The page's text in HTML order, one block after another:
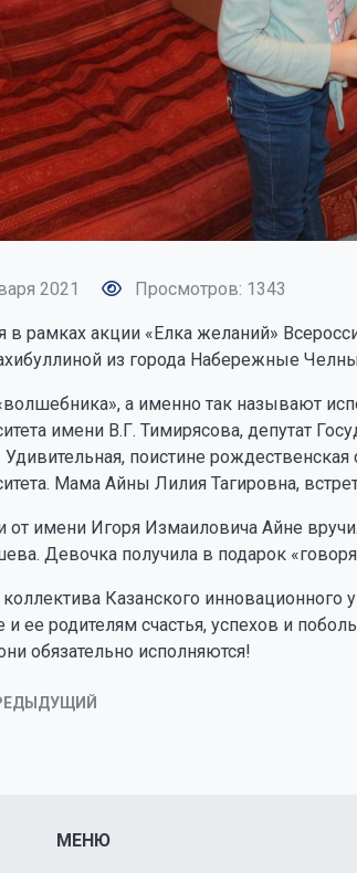
2021 Просмотров: 1343
в рамках акции «Елка желаний»
из города Набережные
а именно так называют
имени В.Г. Тимирясова, депутат
поистине
Мама Айны Лилия Тагировна,
от имени Игоря Измаиловича Айне
Девочка получила в подарок
Казанского
и ее родителям счастья, успехов и
обязательно исполняются!
МЕНЮ